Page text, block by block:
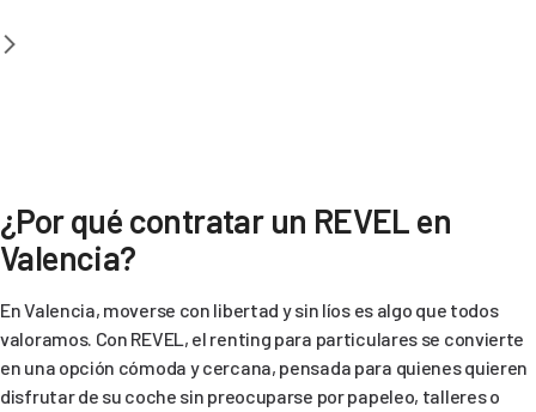
¿Por qué contratar un REVEL en
Valencia?
En Valencia, moverse con libertad y sin líos es algo que todos
valoramos. Con REVEL, el renting para particulares se convierte
en una opción cómoda y cercana, pensada para quienes quieren
disfrutar de su coche sin preocuparse por papeleo, talleres o